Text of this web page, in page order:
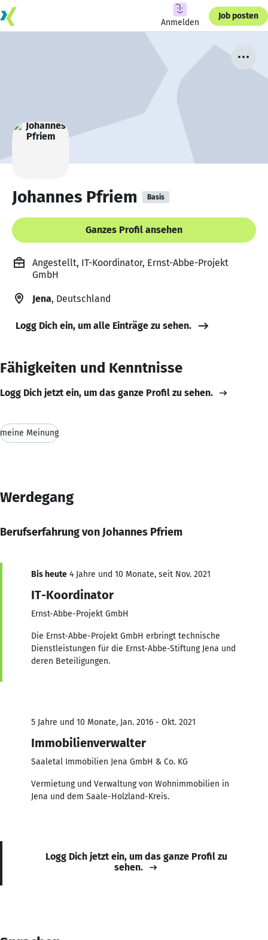
Anmelden
Job posten
Johannes Pfriem Basis
Ganzes Profil ansehen
Angestellt, IT-Koordinator, Ernst-Abbe-Projekt
GmbH
Jena, Deutschland
Logg Dich ein, um alle Einträge zu sehen.
Fähigkeiten und Kenntnisse
Logg Dich jetzt ein, um das ganze Profil zu sehen.
meine Meinung
Werdegang
Berufserfahrung von Johannes Pfriem
Bis heute 4 Jahre und 10 Monate, seit Nov. 2021
IT-Koordinator
Ernst-Abbe-Projekt GmbH
Die Ernst-Abbe-Projekt GmbH erbringt technische
Dienstleistungen für die Ernst-Abbe-Stiftung Jena und
deren Beteiligungen.
5 Jahre und 10 Monate, Jan. 2016 - Okt. 2021
Immobilienverwalter
Saaletal Immobilien Jena GmbH & Co. KG
Vermietung und Verwaltung von Wohnimmobilien in
Jena und dem Saale-Holzland-Kreis.
Logg Dich jetzt ein, um das ganze Profil zu
sehen.